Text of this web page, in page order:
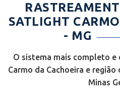
SATLIGHT
- MG
O sistema mais completo
Carmo da Cachoeira e
Minas